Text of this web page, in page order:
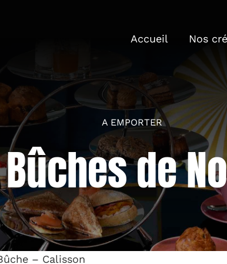
Accueil Nos
A EMPORTER
Bûches de
– Calisson